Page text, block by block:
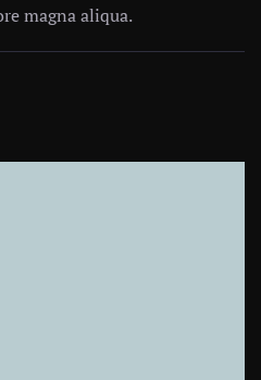
magna aliqua.